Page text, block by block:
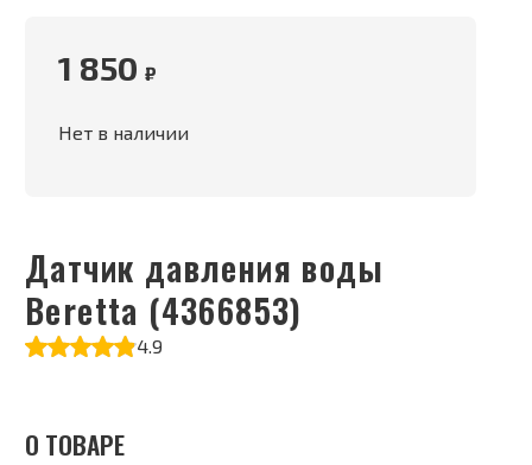
Датчик давления воды
Beretta (4366853)
4.9
1 850 ₽
Нет в наличии
О ТОВАРЕ